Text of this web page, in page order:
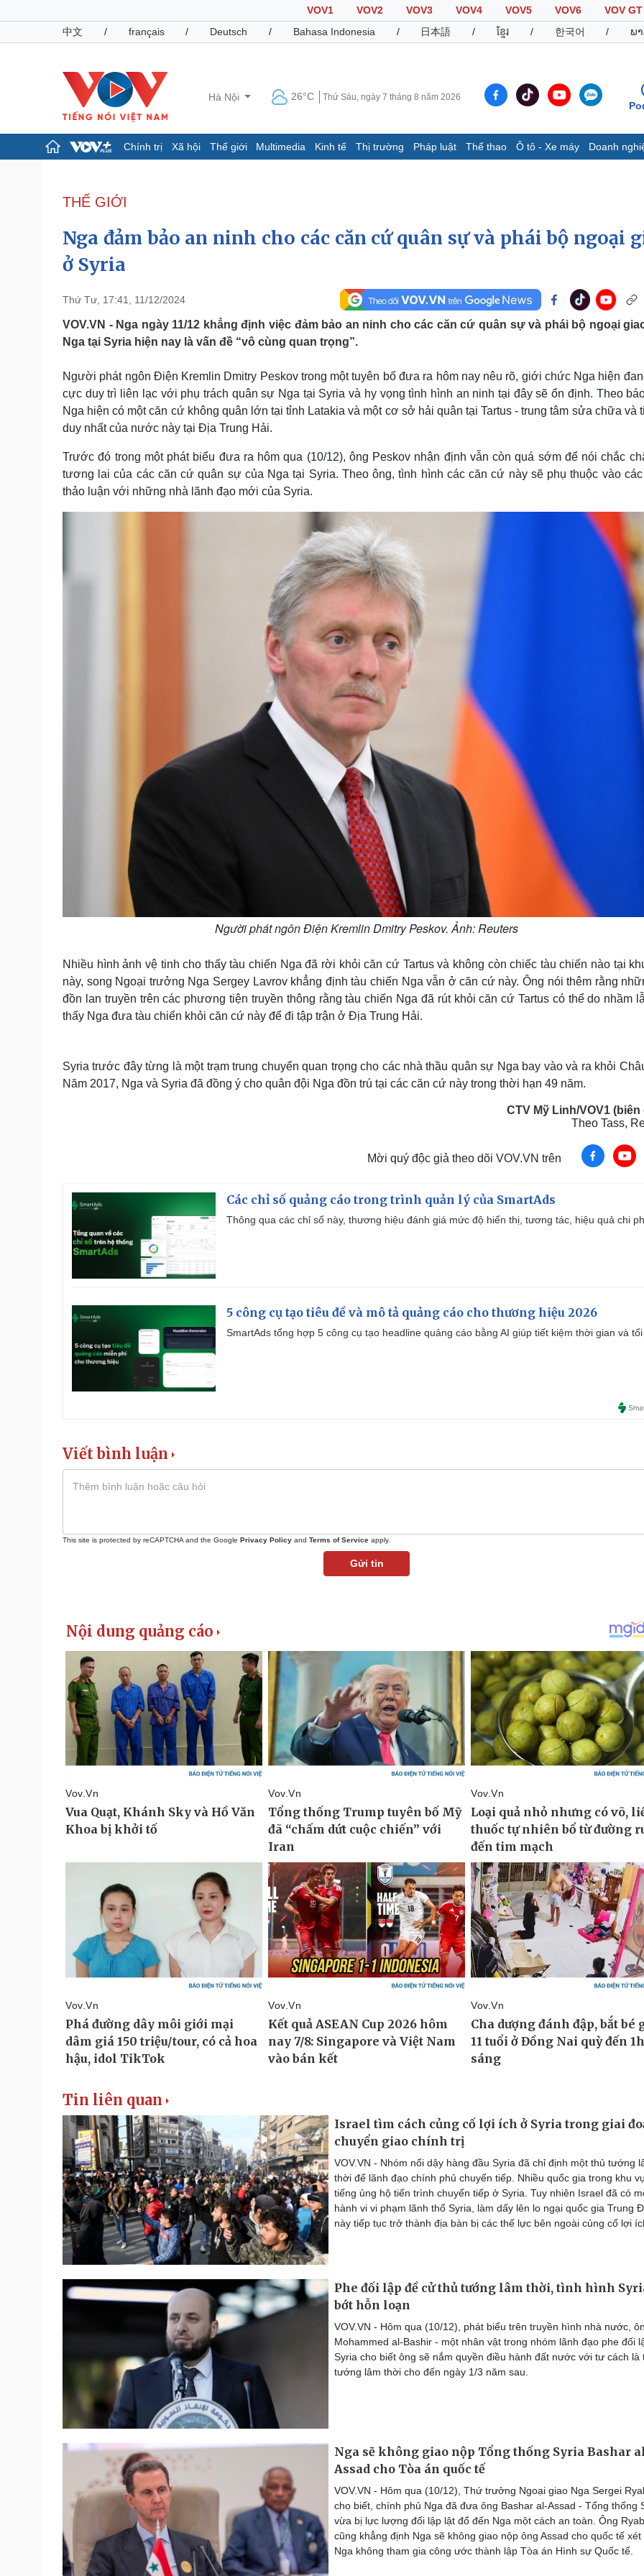
VOV1 VOV2 VOV3 VOV4 VOV5 VOV6
VOV GT
中文
/ français / Deutsch / Bahasa Indonesia / 日本語 / ខ្មែរ / 한국어 / ພ
Hà Nội 26°C Thứ Sáu, ngày 7 tháng 8 năm 2026
Chính trị Xã hội Thế giới Multimedia Kinh tế Thị trường Pháp luật Thể thao Ô tô - Xe máy Doanh
Đảng
Tổ chức nhân sự
Nhận diện sự thật
Dấu ấn VOV
Infographic
Pháp luật
Tin nóng
Tư vấn luật
Việt Nam
Phân tích
Thể thao
Lịch thi đấu bóng đá
Thế giới thể thao
Hậu trường
Ô tô - Xe máy
Xe máy
Sức khỏe
Dinh dưỡng - món ngon
Cây thuốc
Sản phụ khoa
Nhi khoa
Nam khoa
Làm đẹp - giảm cân
Phòng mạch online
Đời sống
Nhà đẹp
Blog
Tình yêu - Gia đình
Văn hóa
Sân khấu - Điện ảnh
Âm nhạc
Di sản
Giải trí
Sao Việt
THẾ GIỚI
Nga đảm bảo an ninh cho các căn cứ quân sự và phái bộ ngoại
ở Syria
Thứ Tư, 17:41, 11/12/2024
VOV.VN - Nga ngày 11/12 khẳng định việc đảm bảo an ninh cho các căn cứ quân sự và phái bộ ngoại
Nga tại Syria hiện nay là vấn đề “vô cùng quan trọng”.
Người phát ngôn Điện Kremlin Dmitry Peskov trong một tuyên bố đưa ra hôm nay nêu rõ, giới chức Nga hiện
cực duy trì liên lạc với phụ trách quân sự Nga tại Syria và hy vọng tình hình an ninh tại đây sẽ ổn định. Theo
Nga hiện có một căn cứ không quân lớn tại tỉnh Latakia và một cơ sở hải quân tại Tartus - trung tâm sửa chữa và
duy nhất của nước này tại Địa Trung Hải.
Trước đó trong một phát biểu đưa ra hôm qua (10/12), ông Peskov nhận định vẫn còn quá sớm để nói chắc
tương lai của các căn cứ quân sự của Nga tại Syria. Theo ông, tình hình các căn cứ này sẽ phụ thuộc vào
thảo luận với những nhà lãnh đạo mới của Syria.
Người phát ngôn Điện Kremlin Dmitry Peskov. Ảnh: Reuters
Nhiều hình ảnh vệ tinh cho thấy tàu chiến Nga đã rời khỏi căn cứ Tartus và không còn chiếc tàu chiến nào tại
này, song Ngoại trưởng Nga Sergey Lavrov khẳng định tàu chiến Nga vẫn ở căn cứ này. Ông nói thêm rằng
đồn lan truyền trên các phương tiện truyền thông rằng tàu chiến Nga đã rút khỏi căn cứ Tartus có thể do nhầm
thấy Nga đưa tàu chiến khỏi căn cứ này để đi tập trận ở Địa Trung Hải.
Syria trước đây từng là một trạm trung chuyển quan trọng cho các nhà thầu quân sự Nga bay vào và ra khỏi
Năm 2017, Nga và Syria đã đồng ý cho quân đội Nga đồn trú tại các căn cứ này trong thời hạn 49 năm.
CTV Mỹ Linh/VOV1 (biên
Theo Tass,
Mời quý độc giả theo dõi VOV.VN trên
Các chỉ số quảng cáo trong trình quản lý của SmartAds
Thông qua các chỉ số này, thương hiệu đánh giá mức độ hiển thị, tương tác, hiệu quả chi
5 công cụ tạo tiêu đề và mô tả quảng cáo cho thương hiệu 2026
SmartAds tổng hợp 5 công cụ tạo headline quảng cáo bằng AI giúp tiết kiệm thời gian và
Viết bình luận
This site is protected by reCAPTCHA and the Google Privacy Policy and Terms of Service apply.
Gửi tin
Tin liên quan
Israel tìm cách củng cố lợi ích ở Syria trong giai
chuyển giao chính trị
VOV.VN - Nhóm nổi dậy hàng đầu Syria đã chỉ định một thủ tướng
thời để lãnh đạo chính phủ chuyển tiếp. Nhiều quốc gia trong khu
tiếng ủng hộ tiến trình chuyển tiếp ở Syria. Tuy nhiên Israel đã có
hành vi vi phạm lãnh thổ Syria, làm dấy lên lo ngại quốc gia Trung
này tiếp tục trở thành địa bàn bị các thế lực bên ngoài củng cố lợi
Phe đối lập đề cử thủ tướng lâm thời, tình hình
bớt hỗn loạn
VOV.VN - Hôm qua (10/12), phát biểu trên truyền hình nhà nước,
Mohammed al-Bashir - một nhân vật trong nhóm lãnh đạo phe đối
Syria cho biết ông sẽ nắm quyền điều hành đất nước với tư cách là
tướng lâm thời cho đến ngày 1/3 năm sau.
Nga sẽ không giao nộp Tổng thống Syria Bashar
Assad cho Tòa án quốc tế
VOV.VN - Hôm qua (10/12), Thứ trưởng Ngoại giao Nga Sergei
cho biết, chính phủ Nga đã đưa ông Bashar al-Assad - Tổng thống
vừa bị lực lượng đối lập lật đổ đến Nga một cách an toàn. Ông
cũng khẳng định Nga sẽ không giao nộp ông Assad cho quốc tế
Nga không tham gia công ước thành lập Tòa án Hình sự Quốc tế.